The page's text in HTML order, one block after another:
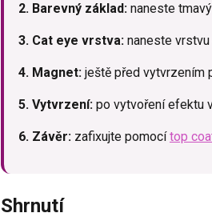
2. Barevný základ:naneste
3. Cat eye vrstva:naneste vrstvu
4. Magnet:ještě před vytvrzením
5. Vytvrzení:po vytvoření efektu
6. Závěr:zafixujte pomocítop
Shrnutí